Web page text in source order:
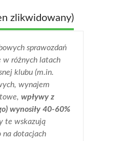
zlikwidowany)
sprawozdań
w różnych latach
klubu (m.in.
wynajem
wpływy z
wynosiły 40-60%
te wskazują
na dotacjach